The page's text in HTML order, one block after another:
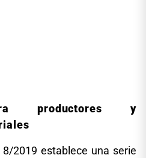
productores y
8/2019 establece una serie